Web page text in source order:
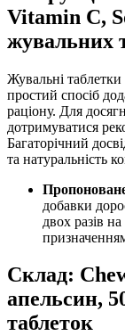
Vitamin C,
жувальних
Жувальні
простий спосіб
раціону. Для
дотримуватися
Багаторічний
та натуральність
добавки
двох разів
Склад:
апельсин,
таблеток